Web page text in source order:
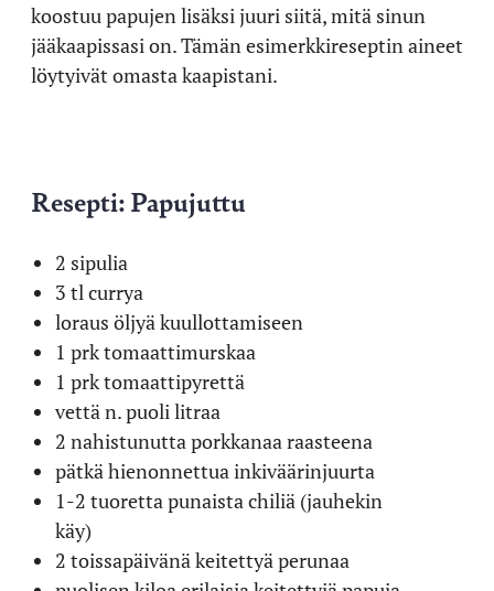
koostuu papujen lisäksi juuri siitä, mitä sinun
jääkaapissasi on. Tämän esimerkkireseptin aineet
löytyivät omasta kaapistani.
Resepti: Papujuttu
2 sipulia
3 tl currya
loraus öljyä kuullottamiseen
1 prk tomaattimurskaa
1 prk tomaattipyrettä
vettä n. puoli litraa
2 nahistunutta porkkanaa raasteena
pätkä hienonnettua inkiväärinjuurta
1-2 tuoretta punaista chiliä (jauhekin
käy)
2 toissapäivänä keitettyä perunaa